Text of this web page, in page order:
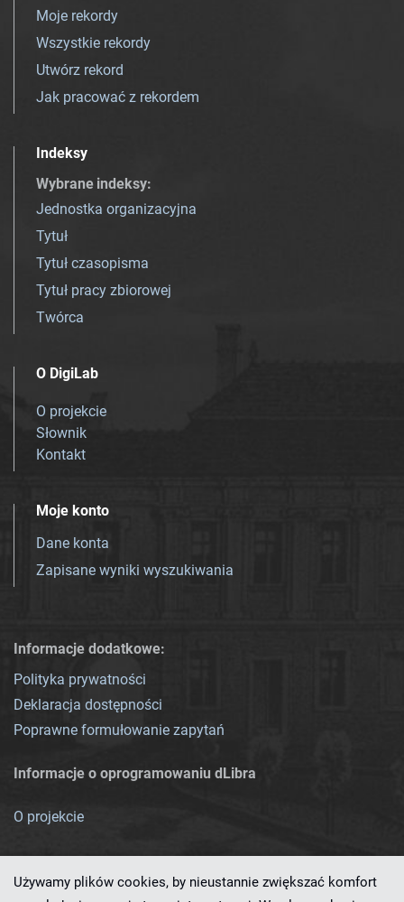
Moje rekordy
Wszystkie rekordy
Utwórz rekord
Jak pracować z rekordem
Indeksy
Wybrane indeksy:
Jednostka organizacyjna
Tytuł
Tytuł czasopisma
Tytuł pracy zbiorowej
Twórca
O DigiLab
O projekcie
Słownik
Kontakt
Moje konto
Dane konta
Zapisane wyniki wyszukiwania
Informacje dodatkowe:
Polityka prywatności
Deklaracja dostępności
Poprawne formułowanie zapytań
Informacje o oprogramowaniu dLibra
O projekcie
Używamy plików cookies, by nieustannie zwiększać komfort